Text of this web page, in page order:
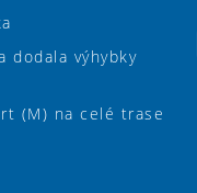
dodala výhybky
(M) na celé trase